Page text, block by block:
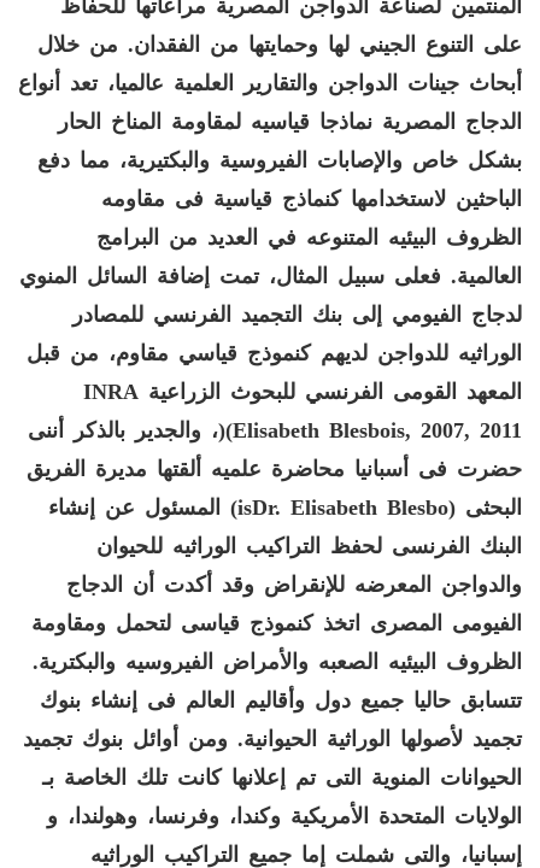
المنتمين لصناعة الدواجن المصرية مراعاتها للحفاظ
على التنوع الجيني لها وحمايتها من الفقدان. من خلال
أبحاث جينات الدواجن والتقارير العلمية عالميا، تعد أنواع
الدجاج المصرية نماذجا قياسيه لمقاومة المناخ الحار
بشكل خاص والإصابات الفيروسية والبكتيرية، مما دفع
الباحثين لاستخدامها كنماذج قياسية فى مقاومه
الظروف البيئيه المتنوعه في العديد من البرامج
العالمية. فعلى سبيل المثال، تمت إضافة السائل المنوي
لدجاج الفيومي إلى بنك التجميد الفرنسي للمصادر
الوراثيه للدواجن لديهم كنموذج قياسي مقاوم، من قبل
المعهد القومى الفرنسي للبحوث الزراعية INRA
(Elisabeth Blesbois, 2007, 2011
)، والجدير بالذكر أننى
حضرت فى أسبانيا محاضرة علميه ألقتها مديرة الفريق
البحثى (
Dr. Elisabeth Blesbo
Is
)
المسئول عن إنشاء
البنك الفرنسى لحفظ التراكيب الوراثيه للحيوان
والدواجن المعرضه للإنقراض وقد أكدت أن الدجاج
الفيومى المصرى اتخذ كنموذج قياسى لتحمل ومقاومة
الظروف البيئيه الصعبه والأمراض الفيروسيه والبكترية.
تتسابق حاليا جميع دول وأقاليم العالم فى إنشاء بنوك
تجميد لأصولها الوراثية الحيوانية. ومن أوائل بنوك تجميد
الحيوانات المنوية التى تم إعلانها كانت تلك
الخاصة بـ
الولايات المتحدة الأمريكية وكندا، وفرنسا، وهولندا، و
إسبانيا، والتى شملت إما جميع التراكيب الوراثيه